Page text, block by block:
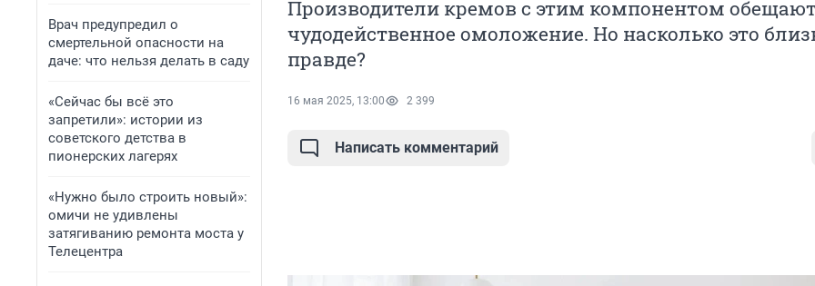
Врач предупредил о
смертельной опасности на
даче: что нельзя делать в саду
«Сейчас бы всё это
запретили»: истории из
советского детства в
пионерских лагерях
«Нужно было строить новый»:
омичи не удивлены
затягиванию ремонта моста у
Телецентра
Производители кремов с этим компонентом
чудодейственное омоложение. Но насколько это
правде?
16 мая 2025, 13:00 2 399
Написать комментарий